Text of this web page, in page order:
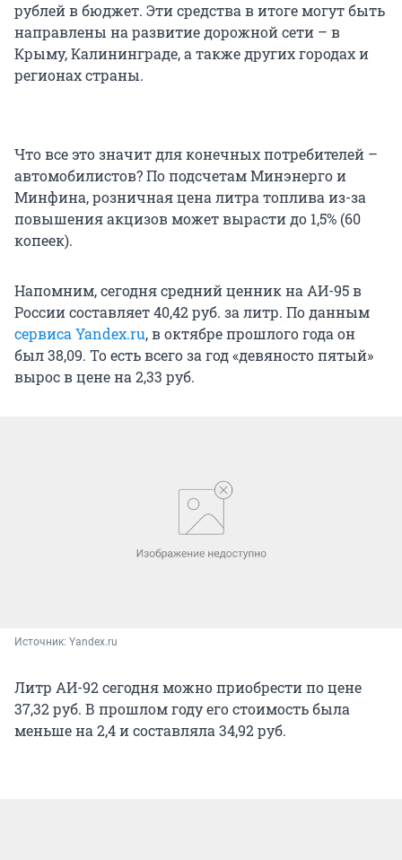
рублей в бюджет. Эти средства в итоге могут быть
направлены на развитие дорожной сети – в
Крыму, Калининграде, а также других городах и
регионах страны.
Что все это значит для конечных потребителей –
автомобилистов? По подсчетам Минэнерго и
Минфина, розничная цена литра топлива из-за
повышения акцизов может вырасти до 1,5% (60
копеек).
Напомним, сегодня средний ценник на АИ-95 в
России составляет 40,42 руб. за литр. По данным
сервиса Yandex.ru, в октябре прошлого года он
был 38,09. То есть всего за год «девяносто пятый»
вырос в цене на 2,33 руб.
Источник: Yandex.ru
Литр АИ-92 сегодня можно приобрести по цене
37,32 руб. В прошлом году его стоимость была
меньше на 2,4 и составляла 34,92 руб.